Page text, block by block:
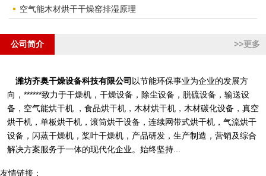
空气能木材烘干干燥窑排湿原理
公司简介 >>更多
潍坊齐奥干燥设备科技有限公司 以节能环保事业为企业的发展方
向，******致力于干燥机，干燥设备，除尘设备，脱硫设备，输送设
备，空气能烘干机 ，食品烘干机，木材烘干机，木材碳化设备，真空
烘干机，单板烘干机，滚筒烘干设备，连续网带式烘干机，气流烘干
设备，闪蒸干燥机，桨叶干燥机，产品研发，生产制造，营销及综合
解决方案服务于一体的现代化企业。始终坚持...
友情链接：